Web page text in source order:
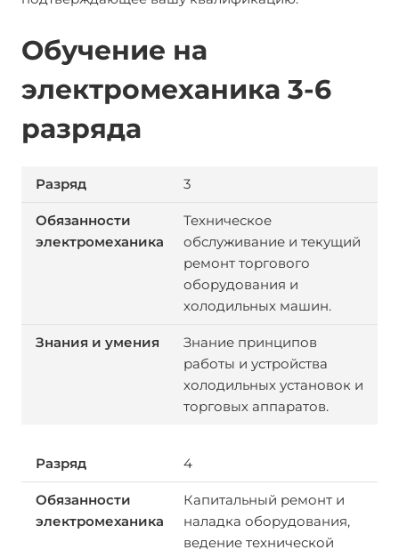
Обучение на
электромеханика 3-6
разряда
3
Техническое
обслуживание и текущий
ремонт торгового
оборудования и
холодильных машин.
Знание принципов
работы и устройства
холодильных установок и
торговых аппаратов.
4
Капитальный ремонт и
наладка оборудования,
ведение технической